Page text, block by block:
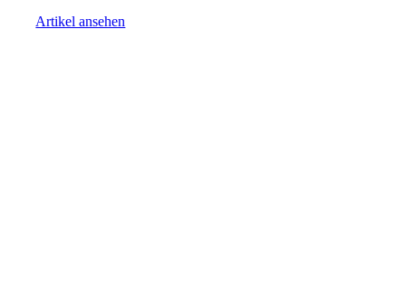
Artikel ansehen